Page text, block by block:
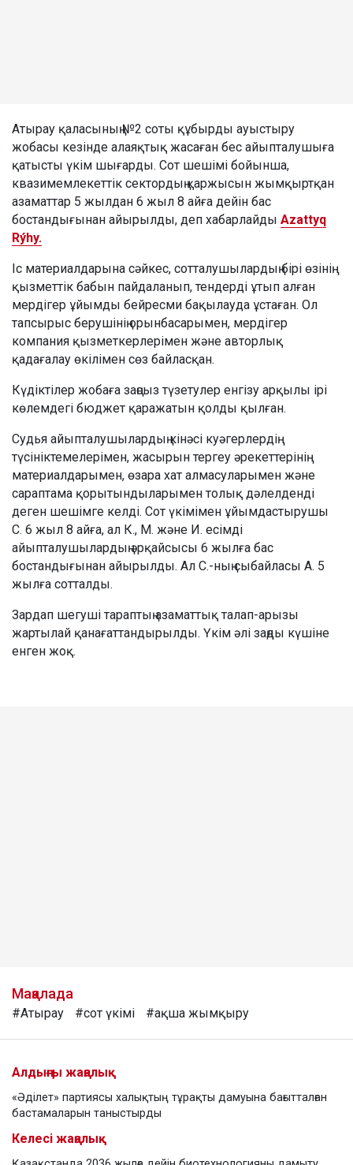
Атырау қаласының №2 соты құбырды ауыстыру
жобасы кезінде алаяқтық жасаған бес айыпталушыға
қатысты үкім шығарды. Сот шешімі бойынша,
квазимемлекеттік сектордың қаржысын жымқыртқан
азаматтар 5 жылдан 6 жыл 8 айға дейін бас
бостандығынан айырылды, деп хабарлайды Azattyq
Rýhy.
Іс материалдарына сәйкес, сотталушылардың бірі өзінің
қызметтік бабын пайдаланып, тендерді ұтып алған
мердігер ұйымды бейресми бақылауда ұстаған. Ол
тапсырыс берушінің орынбасарымен, мердігер
компания қызметкерлерімен және авторлық
қадағалау өкілімен сөз байласқан.
Күдіктілер жобаға заңсыз түзетулер енгізу арқылы ірі
көлемдегі бюджет қаражатын қолды қылған.
Судья айыпталушылардың кінәсі куәгерлердің
түсініктемелерімен, жасырын тергеу әрекеттерінің
материалдарымен, өзара хат алмасуларымен және
сараптама қорытындыларымен толық дәлелденді
деген шешімге келді. Сот үкімімен ұйымдастырушы
С. 6 жыл 8 айға, ал К., М. және И. есімді
айыпталушылардың әрқайсысы 6 жылға бас
бостандығынан айырылды. Ал С.-ның сыбайласы А. 5
жылға сотталды.
Зардап шегуші тараптың азаматтық талап-арызы
жартылай қанағаттандырылды. Үкім әлі заңды күшіне
енген жоқ.
Мақалада
#Атырау #сот үкімі #ақша жымқыру
Алдыңғы жаңалық
«Әділет» партиясы халықтың тұрақты дамуына бағытталған
бастамаларын таныстырды
Келесі жаңалық